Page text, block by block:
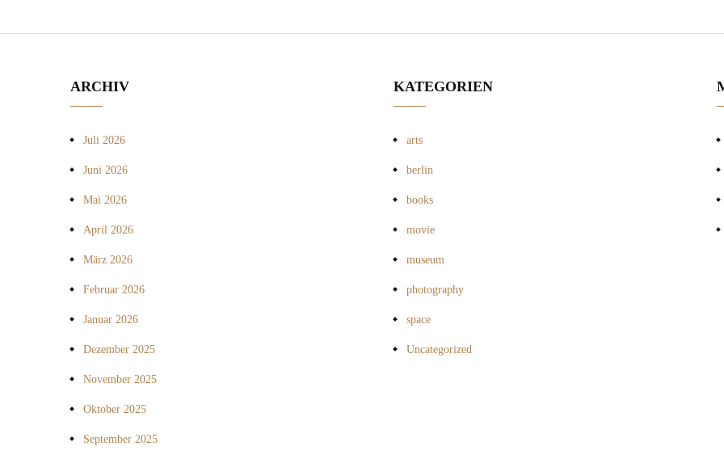
ARCHIV
Juli 2026
Juni 2026
Mai 2026
April 2026
März 2026
Februar 2026
Januar 2026
Dezember 2025
November 2025
Oktober 2025
September 2025
KATEGORIEN
arts
berlin
books
movie
museum
photography
space
Uncategorized